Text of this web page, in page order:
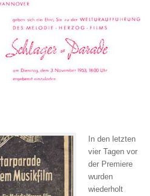
In den letzten
vier Tagen vor
der Premiere
wurden
wiederholt